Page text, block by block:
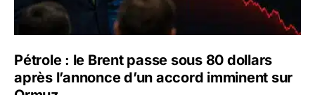
Pétrole : le Brent passe sous 80 dollars
après l’annonce d’un accord imminent sur